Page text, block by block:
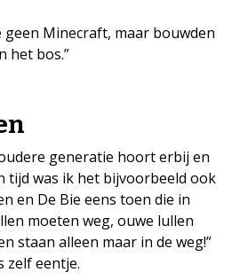
geen Minecraft, maar bouwden
het bos.”
generatie hoort erbij en
tijd was ik het bijvoorbeeld ook
en De Bie eens toen die in
moeten weg, ouwe lullen
staan alleen maar in de weg!”
zelf eentje.